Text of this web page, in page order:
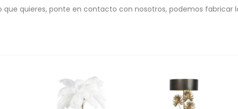
que quieres, ponte en contacto con nosotros, podemos fabricar